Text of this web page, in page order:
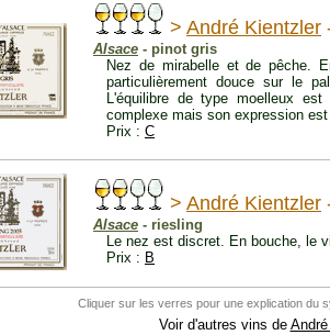
> André Kientzler
Alsace - pinot gris
Nez de mirabelle et de pêche.
particulièrement douce sur le
L'équilibre de type moelleux
complexe mais son expression
Prix : C
> André Kientzler
Alsace - riesling
Le nez est discret. En bouche, le
Prix : B
Cliquer sur les verres pour une explication du
Voir d'autres vins de